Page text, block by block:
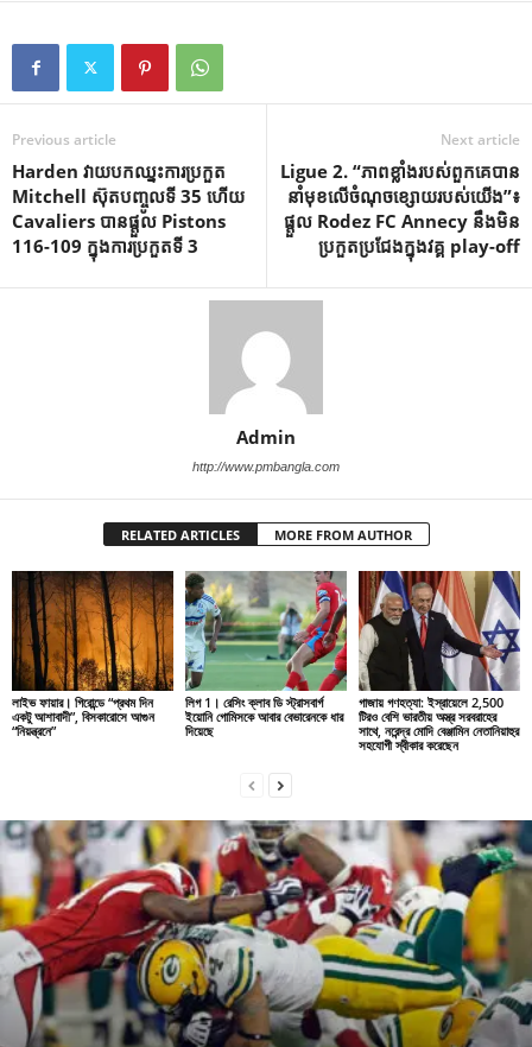
Previous article
Harden វាយ​បក​ឈ្នះ​ការ​ប្រកួត
Mitchell ស៊ុត​បញ្ចូល​ទី 35 ហើយ
Cavaliers បាន​ផ្តួល Pistons
116-109 ក្នុង​ការ​ប្រកួត​ទី 3
Next article
Ligue 2. “ភាពខ្លាំងរបស់ពួកគេបាន
នាំមុខលើចំណុចខ្សោយរបស់យើង”៖
ផ្តួល Rodez FC Annecy នឹងមិន
ប្រកួតប្រជែងក្នុងវគ្គ play-off
Admin
http://www.pmbangla.com
RELATED ARTICLES MORE FROM AUTHOR
লাইভ ফায়ার। গিরোন্ডে “প্রথম দিন
একটু আশাবাদী”, বিসকারোসে আগুন
“নিয়ন্ত্রনে”
লিগ 1। রেসিং ক্লাব ডি স্ট্রাসবার্গ
ইয়োনি গোমিসকে আবার বেভারেনকে ধার
দিয়েছে
গাজায় গণহত্যা: ইস্রায়েলে 2,500
টিরও বেশি ভারতীয় অস্ত্র সরবরাহের
সাথে, নরেন্দ্র মোদি বেঞ্জামিন নেতানিয়াহুর
সহযোগী স্বীকার করেছেন